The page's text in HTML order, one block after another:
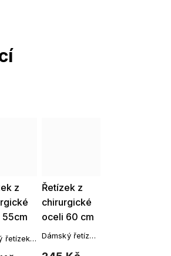
z
55cm
řetízek
Řetízek z
chirurgické
oceli 60 cm
Dámský řetízek